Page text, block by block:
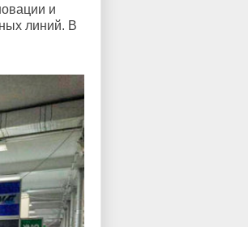
и
линий. В